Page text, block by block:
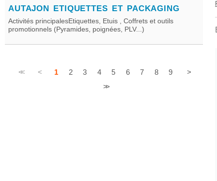
AUTAJON ETIQUETTES ET PACKAGING
Activités principalesEtiquettes, Etuis , Coffrets et outils
promotionnels (Pyramides, poignées, PLV...)
<< < 1 2 3 4 5 6 7 8 9
>
>>